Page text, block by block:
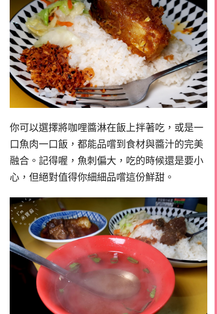
你可以選擇將咖哩醬淋在飯上拌著吃，或是一
口魚肉一口飯，都能品嚐到食材與醬汁的完美
融合。記得喔，魚刺偏大，吃的時候還是要小
心，但絕對值得你細細品嚐這份鮮甜。